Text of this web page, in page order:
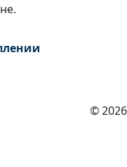
© 2026